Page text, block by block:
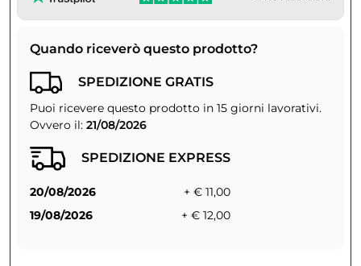
Quando riceverò questo prodotto?
SPEDIZIONE GRATIS
Puoi ricevere questo prodotto in 15 giorni lavorativi.
Ovvero il: 21/08/2026
SPEDIZIONE EXPRESS
20/08/2026
+ € 11,00
19/08/2026
+ € 12,00